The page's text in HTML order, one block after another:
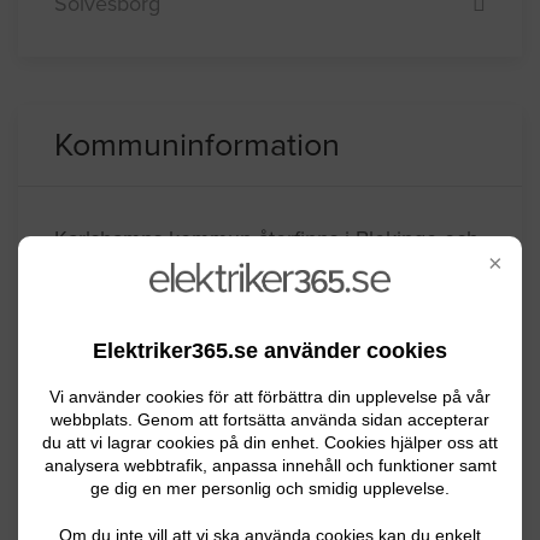
×
Elektriker365.se använder cookies
Vi använder cookies för att förbättra din upplevelse på vår
webbplats. Genom att fortsätta använda sidan accepterar
du att vi lagrar cookies på din enhet. Cookies hjälper oss att
analysera webbtrafik, anpassa innehåll och funktioner samt
ge dig en mer personlig och smidig upplevelse.
Om du inte vill att vi ska använda cookies kan du enkelt
Kommuninformation
Karlshamns kommun återfinns i Blekinge och
har ca 30900 invånare. Karlshamn är en
och torghandel. Den industriella verksamhet
kommunen känd är förädlingen av brännvin
och sprit.